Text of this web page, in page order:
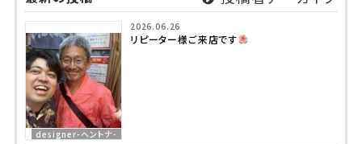
designer-ヘントナ-
2026.06.26
リピーター様ご来店です